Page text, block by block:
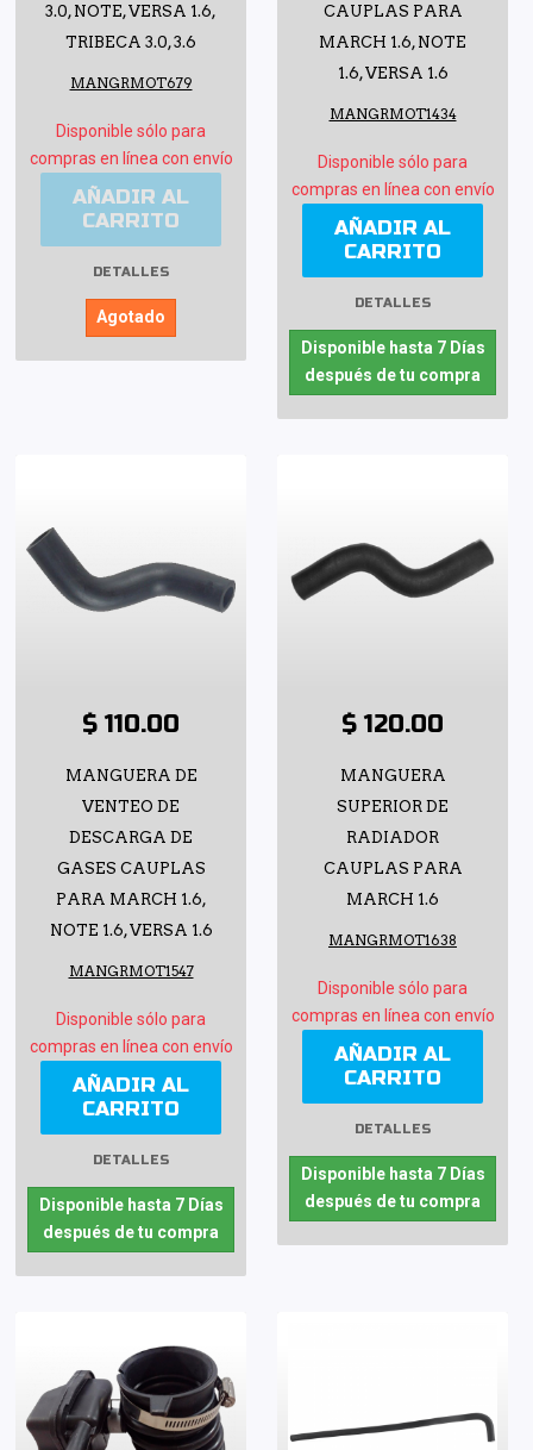
3.0, NOTE, VERSA 1.6,
TRIBECA 3.0, 3.6
MANGRMOT679
Disponible sólo para
compras en línea con envío
AÑADIR AL
CARRITO
DETALLES
Agotado
CAUPLAS PARA
MARCH 1.6, NOTE
1.6, VERSA 1.6
MANGRMOT1434
Disponible sólo para
compras en línea con envío
AÑADIR AL
CARRITO
DETALLES
Disponible hasta 7 Días
después de tu compra
$ 110.00
MANGUERA DE
VENTEO DE
DESCARGA DE
GASES CAUPLAS
PARA MARCH 1.6,
NOTE 1.6, VERSA 1.6
MANGRMOT1547
Disponible sólo para
compras en línea con envío
AÑADIR AL
CARRITO
DETALLES
Disponible hasta 7 Días
después de tu compra
$ 120.00
MANGUERA
SUPERIOR DE
RADIADOR
CAUPLAS PARA
MARCH 1.6
MANGRMOT1638
Disponible sólo para
compras en línea con envío
AÑADIR AL
CARRITO
DETALLES
Disponible hasta 7 Días
después de tu compra